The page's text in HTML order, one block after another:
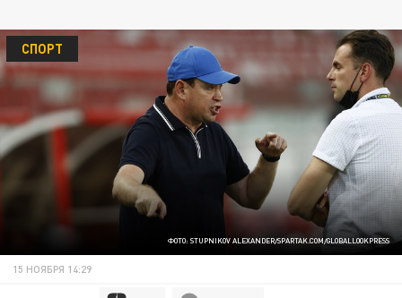
ФОТО: STUPNIKOV ALEXANDER/SPARTAK.COM/GLOBALLOOKPRESS
СПОРТ
15 НОЯБРЯ 14:29